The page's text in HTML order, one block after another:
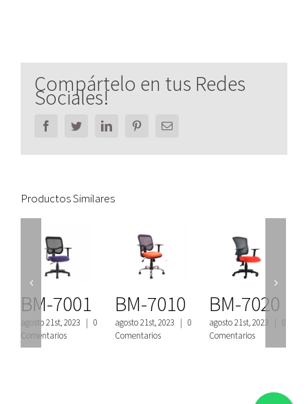
Compártelo en tus Redes
Sociales!
FacebookTwitterLinkedInPinterestEmail
Productos Similares
BM-7001
agosto 21st, 2023 | 0
Comentarios
BM-7010
agosto 21st, 2023 | 0
Comentarios
BM-7020
agosto 21st, 2023 | 0
Comentarios